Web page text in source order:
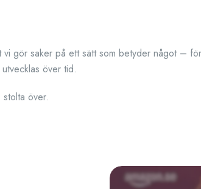
gör saker på ett sätt som betyder något –
över tid.
över.